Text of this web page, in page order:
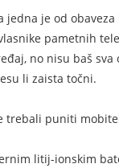
jedna je od
pametnih
no nisu baš
li zaista točni.
trebali puniti
litij-ionskim